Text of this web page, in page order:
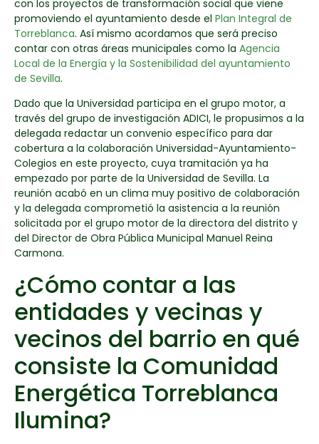
con los proyectos de transformación social que viene
promoviendo el ayuntamiento desde el Plan Integral de
Torreblanca. Así mismo acordamos que será preciso
contar con otras áreas municipales como la Agencia
Local de la Energía y la Sostenibilidad del ayuntamiento
de Sevilla.
Dado que la Universidad participa en el grupo motor, a
través del grupo de investigación ADICI, le propusimos a la
delegada redactar un convenio específico para dar
cobertura a la colaboración Universidad-Ayuntamiento-
Colegios en este proyecto, cuya tramitación ya ha
empezado por parte de la Universidad de Sevilla. La
reunión acabó en un clima muy positivo de colaboración
y la delegada comprometió la asistencia a la reunión
solicitada por el grupo motor de la directora del distrito y
del Director de Obra Pública Municipal Manuel Reina
Carmona.
¿Cómo contar a las
entidades y vecinas y
vecinos del barrio en qué
consiste la Comunidad
Energética Torreblanca
Ilumina?